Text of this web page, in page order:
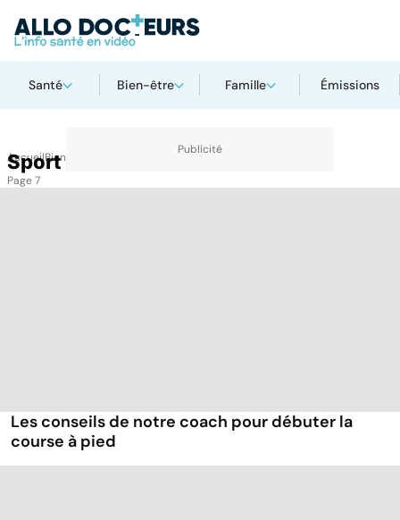
Santé Bien-être Famille Émissions
AccueilBien-être
Sport santé
Page 7
Les conseils de notre coach pour débuter la
course à pied